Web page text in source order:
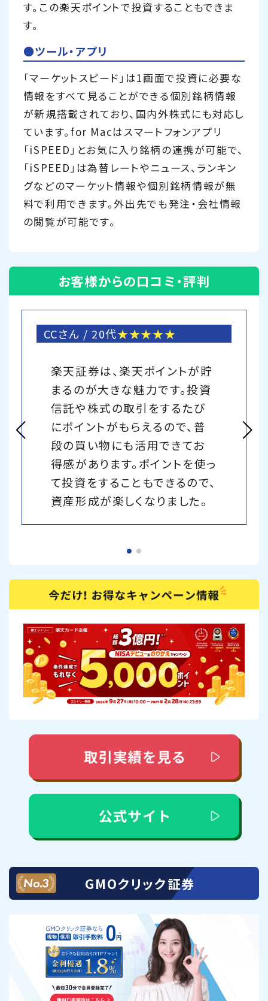
す。この楽天ポイントで投資することもできま
す。
●ツール・アプリ
「マーケットスピード」は1画面で投資に必要な
情報をすべて見ることができる個別銘柄情報
が新規搭載されており、国内外株式にも対応し
ています。for Macはスマートフォンアプリ
「iSPEED」とお気に入り銘柄の連携が可能で、
「iSPEED」は為替レートやニュース、ランキン
グなどのマーケット情報や個別銘柄情報が無
料で利用できます。外出先でも発注・会社情報
の閲覧が可能です。
お客様からの口コミ・評判
CCさん / 20代★★★★★
楽天証券は、楽天ポイントが貯
まるのが大きな魅力です。投資
信託や株式の取引をするたび
にポイントがもらえるので、普
段の買い物にも活用できてお
得感があります。ポイントを使っ
て投資をすることもできるので、
資産形成が楽しくなりました。
GMOクリック証券